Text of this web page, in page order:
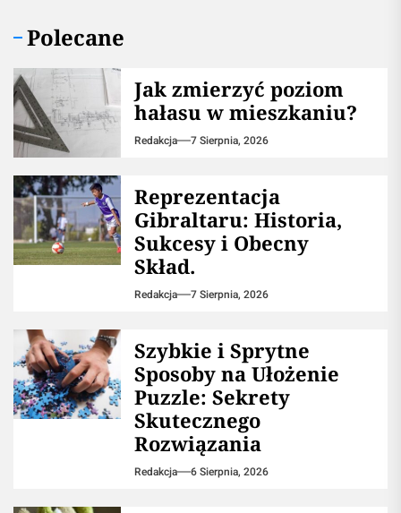
Polecane
Jak zmierzyć poziom
hałasu w mieszkaniu?
Redakcja 7 Sierpnia, 2026
Reprezentacja
Gibraltaru: Historia,
Sukcesy i Obecny
Skład.
Redakcja 7 Sierpnia, 2026
Szybkie i Sprytne
Sposoby na Ułożenie
Puzzle: Sekrety
Skutecznego
Rozwiązania
Redakcja 6 Sierpnia, 2026